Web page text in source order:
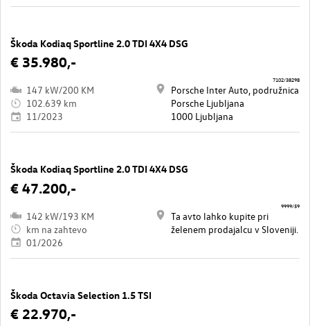
Škoda Kodiaq Sportline 2.0 TDI 4X4 DSG
€ 35.980,-
147 kW/200 KM
102.639 km
11/2023
Porsche Inter Auto, podružnica
Porsche Ljubljana
1000 Ljubljana
7102/38298
Škoda Kodiaq Sportline 2.0 TDI 4X4 DSG
€ 47.200,-
142 kW/193 KM
km na zahtevo
01/2026
Ta avto lahko kupite pri
želenem prodajalcu v Sloveniji.
9999/59
Škoda Octavia Selection 1.5 TSI
€ 22.970,-